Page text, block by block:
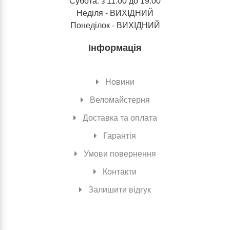
Неділя - ВИХІДНИЙ
Понеділок - ВИХІДНИЙ
Інформація
Новини
Веломайстерня
Доставка та оплата
Гарантія
Умови повернення
Контакти
Залишити відгук